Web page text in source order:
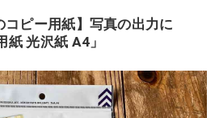
コピー用紙】写真の出力に
紙 光沢紙 A4」